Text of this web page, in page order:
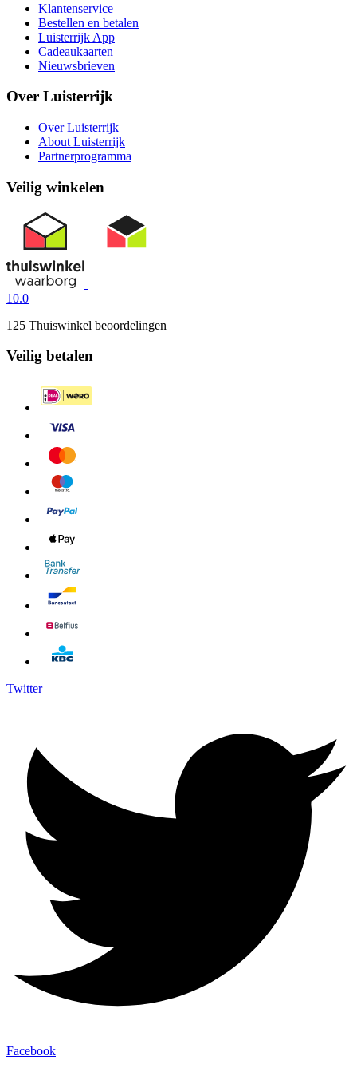
Klantenservice
Bestellen en betalen
Luisterrijk App
Cadeaukaarten
Nieuwsbrieven
Over Luisterrijk
Over Luisterrijk
About Luisterrijk
Partnerprogramma
Veilig winkelen
10.0
125 Thuiswinkel beoordelingen
Veilig betalen
Twitter
Facebook